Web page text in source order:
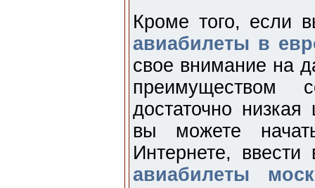
Кроме того, если
авиабилеты в
свое внимание на
преимуществом
достаточно
вы можете
Интернете,
авиабилеты